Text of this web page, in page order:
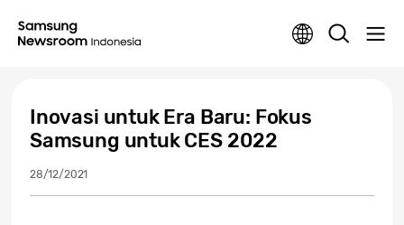
Inovasi untuk Era Baru: Fokus
Samsung untuk CES 2022
28/12/2021